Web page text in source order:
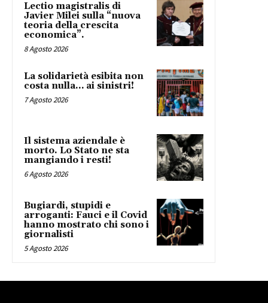
Lectio magistralis di
Javier Milei sulla “nuova
teoria della crescita
economica”.
8 Agosto 2026
La solidarietà esibita non
costa nulla… ai sinistri!
7 Agosto 2026
Il sistema aziendale è
morto. Lo Stato ne sta
mangiando i resti!
6 Agosto 2026
Bugiardi, stupidi e
arroganti: Fauci e il Covid
hanno mostrato chi sono i
giornalisti
5 Agosto 2026